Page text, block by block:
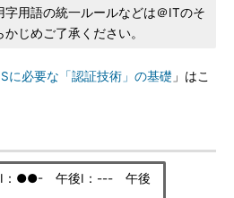
字用語の統一ルールなどは＠ITのそ
じめご了承ください。
に必要な「認証技術」の基礎 」はこ
：●●- 午後I：--- 午後